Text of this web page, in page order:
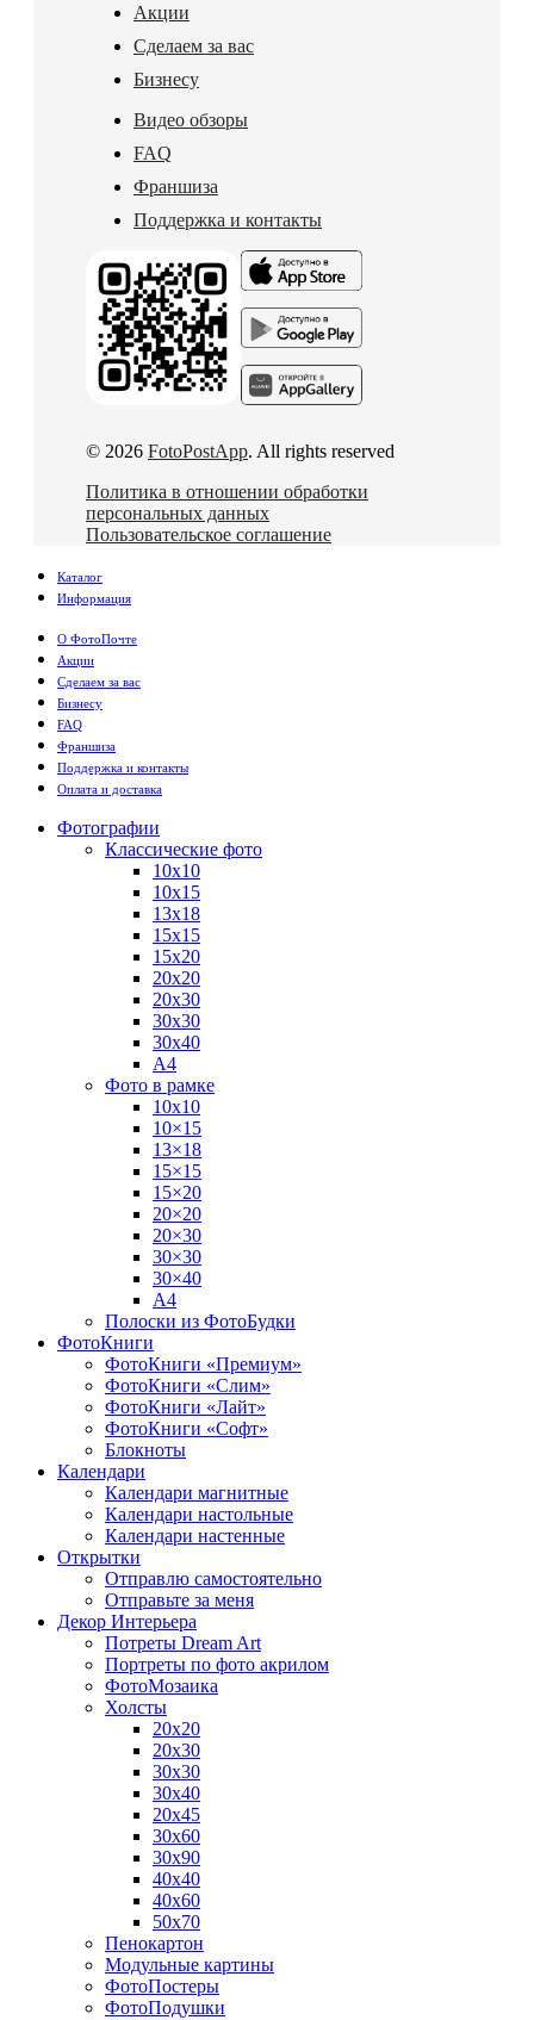
Акции
Сделаем за вас
Бизнесу
Видео обзоры
FAQ
Франшиза
Поддержка и контакты
© 2026 FotoPostApp. All rights reserved
Политика в отношении обработки
персональных данных
Пользовательское соглашение
Каталог
Информация
О ФотоПочте
Акции
Сделаем за вас
Бизнесу
FAQ
Франшиза
Поддержка и контакты
Оплата и доставка
Фотографии
Классические фото
10х10
10х15
13х18
15х15
15х20
20х20
20х30
30х30
30х40
А4
Фото в рамке
10х10
10×15
13×18
15×15
15×20
20×20
20×30
30×30
30×40
A4
Полоски из ФотоБудки
ФотоКниги
ФотоКниги «Премиум»
ФотоКниги «Слим»
ФотоКниги «Лайт»
ФотоКниги «Софт»
Блокноты
Календари
Календари магнитные
Календари настольные
Календари настенные
Открытки
Отправлю самостоятельно
Отправьте за меня
Декор Интерьера
Потреты Dream Art
Портреты по фото акрилом
ФотоМозаика
Холсты
20х20
20х30
30х30
30х40
20х45
30х60
30х90
40х40
40х60
50х70
Пенокартон
Модульные картины
ФотоПостеры
ФотоПодушки